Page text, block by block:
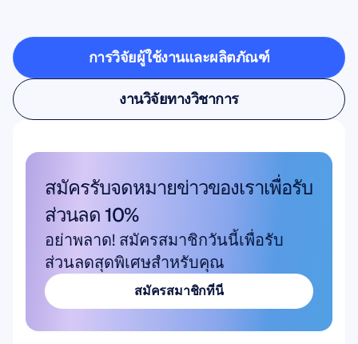
ก้าวออกจากห้องแล็บ
การวิจัยผู้ใช้งานและผลิตภัณฑ์
การวิจัยผู้ใช้งานและผลิตภัณฑ์
งานวิจัยทางวิชาการ
งานวิจัยทางวิชาการ
สมัครรับจดหมายข่าวของเราเพื่อรับ
ส่วนลด 10%
อย่าพลาด! สมัครสมาชิกวันนี้เพื่อรับ
ส่วนลดสุดพิเศษสำหรับคุณ
สมัครสมาชิกที่นี่